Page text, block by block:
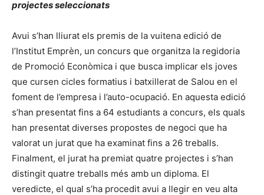
projectes seleccionats
Avui s’han lliurat els premis de la vuitena edició de
l’Institut Emprèn, un concurs que organitza la regidoria
de Promoció Econòmica i que busca implicar els joves
que cursen cicles formatius i batxillerat de Salou en el
foment de l’empresa i l’auto-ocupació. En aquesta edició
s’han presentat fins a 64 estudiants a concurs, els quals
han presentat diverses propostes de negoci que ha
valorat un jurat que ha examinat fins a 26 treballs.
Finalment, el jurat ha premiat quatre projectes i s’han
distingit quatre treballs més amb un diploma. El
veredicte, el qual s’ha procedit avui a llegir en veu alta